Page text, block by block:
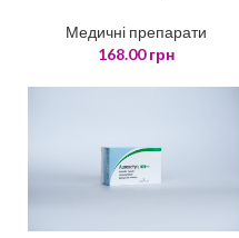
Медичні препарати
168.00грн